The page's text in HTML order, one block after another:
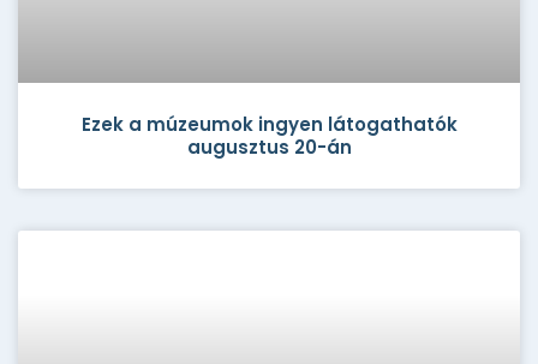
Ezek a múzeumok ingyen látogathatók
augusztus 20-án